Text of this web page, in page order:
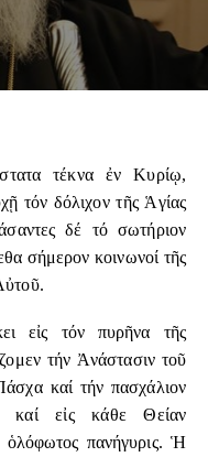
τέκνα ἐν Κυρίῳ,
τόν δόλιχον τῆς Ἁγίας
δέ τό σωτήριον
σήμερον κοινωνοί τῆς
εἰς τόν πυρῆνα τῆς
τήν Ἀνάστασιν τοῦ
καί τήν πασχάλιον
καί εἰς κάθε Θείαν
ὁλόφωτος πανήγυρις. Ἡ